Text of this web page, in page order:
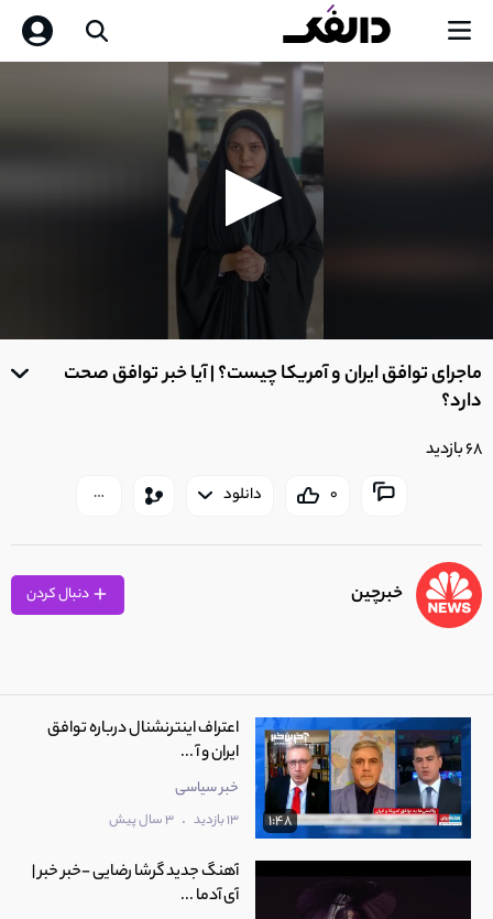
0
of
ماجرای توافق ایران و آمریکا چیست؟ | آیا خبر توافق صحت
دارد؟
68 بازدید
0 دانلود
خبرچین
1:48
اعتراف اینترنشنال درباره توافق
ایران و آ ...
خبر سیاسی
13 بازدید . 3 سال پیش
آهنگ جدید گرشا رضایی -خبر خبر |
آی آدما ...